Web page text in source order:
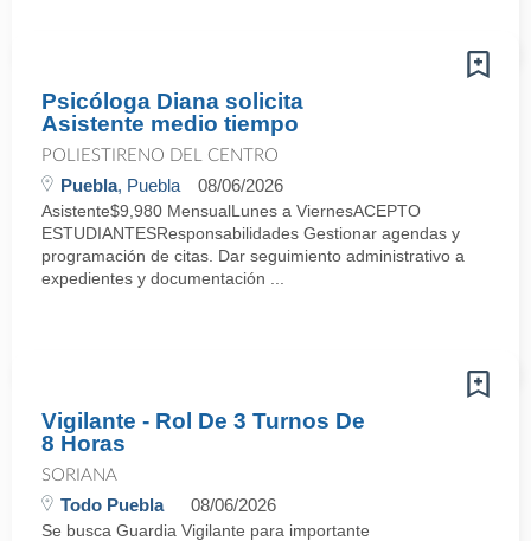
Psicóloga Diana solicita
Asistente medio tiempo
POLIESTIRENO DEL CENTRO
Puebla, Puebla 08/06/2026
Asistente$9,980 MensualLunes a ViernesACEPTO
ESTUDIANTESResponsabilidades Gestionar agendas y
programación de citas. Dar seguimiento administrativo a
expedientes y documentación ...
Vigilante - Rol De 3 Turnos De
8 Horas
SORIANA
Todo Puebla 08/06/2026
Se busca Guardia Vigilante para importante